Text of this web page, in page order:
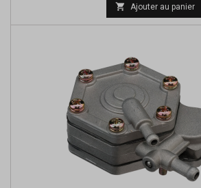
base
 Ajouter au panier